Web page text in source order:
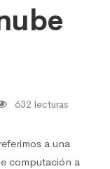
632 lecturas
a una
computación a